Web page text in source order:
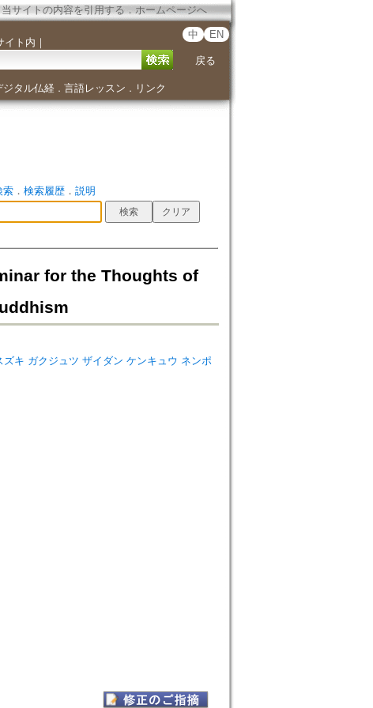
当サイトの内容を引用する ． ホームページへ
イト内 ｜
中 EN
戻る
ジタル仏経． 言語レッスン ． リンク
索． 検索履歴． 説明
for the Thoughts of
キ ガクジュツ ザイダン ケンキュウ ネンポ